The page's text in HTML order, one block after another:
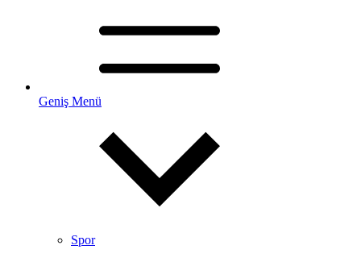
Geniş Menü
Spor